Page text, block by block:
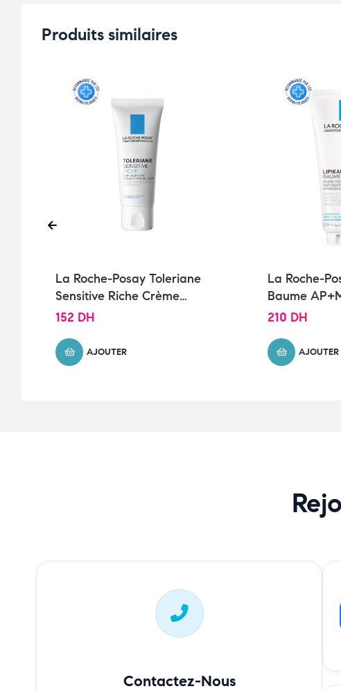
Produits similaires
La Roche-Posay Toleriane
Sensitive Riche Crème
Hydratante Peau Sèche à
152 DH
AJOUTER
La Roche-
Baume
Responsable
210 DH
AJOUTER
Contactez-Nous